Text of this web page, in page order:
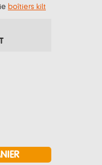
boîtiers kilt